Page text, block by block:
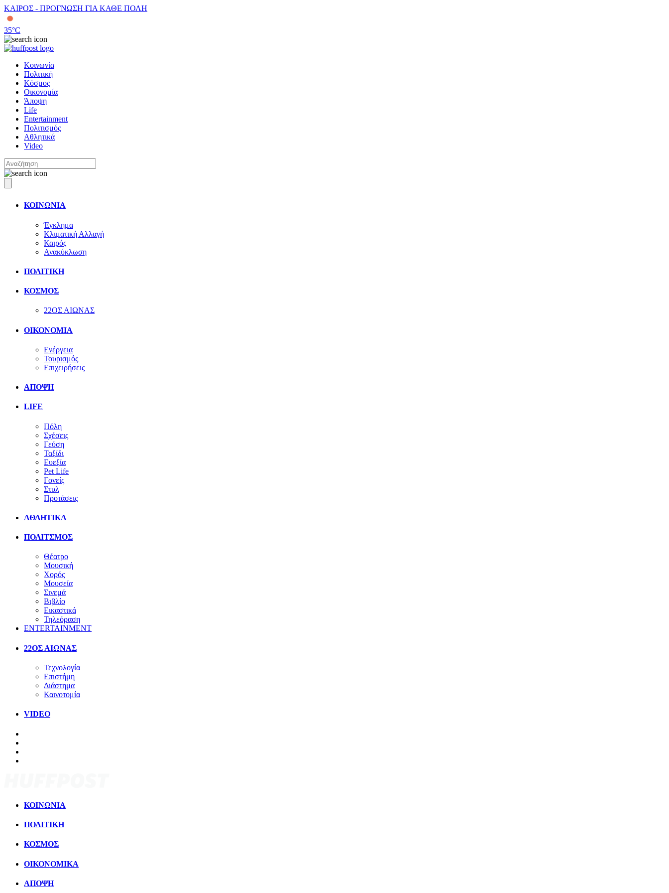
ΚΑΙΡΟΣ - ΠΡΟΓΝΩΣΗ ΓΙΑ ΚΑΘΕ ΠΟΛΗ
35°C
Κοινωνία
Πολιτική
Κόσμος
Οικονομία
Άποψη
Life
Entertainment
Πολιτισμός
Αθλητικά
Video
ΚΟΙΝΩΝΙΑ
Έγκλημα
Κλιματική Αλλαγή
Καιρός
Ανακύκλωση
ΠΟΛΙΤΙΚΗ
ΚΟΣΜΟΣ
22ΟΣ ΑΙΩΝΑΣ
ΟΙΚΟΝΟΜΙΑ
Ενέργεια
Τουρισμός
Επιχειρήσεις
ΑΠΟΨΗ
LIFE
Πόλη
Σχέσεις
Γεύση
Ταξίδι
Ευεξία
Pet Life
Γονείς
Στυλ
Προτάσεις
ΑΘΛΗΤΙΚΑ
ΠΟΛΙΤΣΜΟΣ
Θέατρο
Μουσική
Χορός
Μουσεία
Σινεμά
Βιβλίο
Εικαστικά
Τηλεόραση
ENTERTAINMENT
22ΟΣ ΑΙΩΝΑΣ
Τεχνολογία
Επιστήμη
Διάστημα
Καινοτομία
VIDEO
ΚΟΙΝΩΝΙΑ
ΠΟΛΙΤΙΚΗ
ΚΟΣΜΟΣ
ΟΙΚΟΝΟΜΙΚΑ
ΑΠΟΨΗ